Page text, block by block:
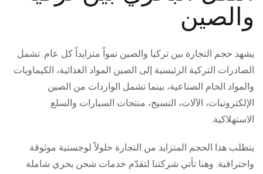
والصين
يشهد حجم التجارة بين تركيا والصين نمواً متزايداً كل عام. تشمل
الصادرات التركية الرئيسية إلى الصين المواد الغذائية، الكيماويات
والمواد الخام الصناعية، بينما تشمل الواردات من الصين
الإلكترونيات، الآلات، النسيج، منتجات السيارات والسلع
الاستهلاكية.
يتطلب هذا الحجم المتزايد من التجارة حلولاً لوجستية موثوقة
واحترافية. وهنا تأتي شركتنا لتقدّم خدمات شحن بحري شاملة